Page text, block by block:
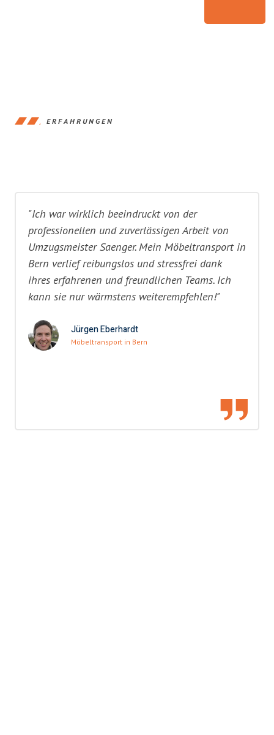
ERFAHRUNGEN
"Ich war wirklich beeindruckt von der
professionellen und zuverlässigen Arbeit von
Umzugsmeister Saenger. Mein Möbeltransport in
Bern verlief reibungslos und stressfrei dank
ihres erfahrenen und freundlichen Teams. Ich
kann sie nur wärmstens weiterempfehlen!"
Jürgen Eberhardt
Möbeltransport in Bern